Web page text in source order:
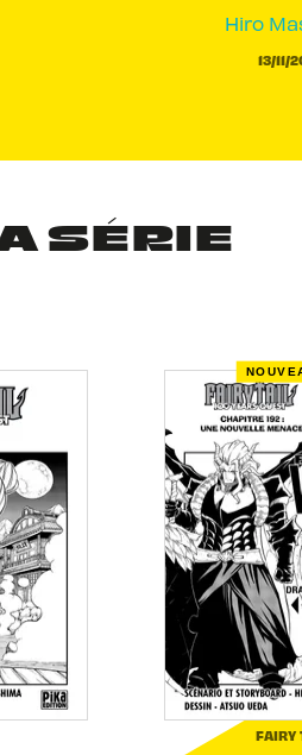
Hiro
13/11/
SÉRIE
FAIRY